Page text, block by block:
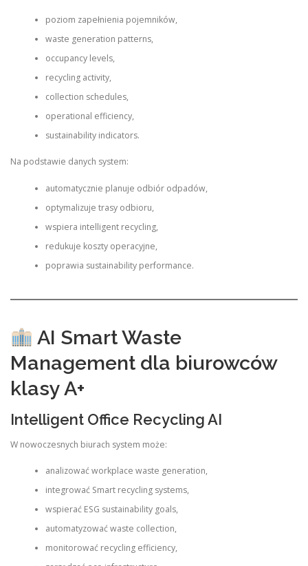
poziom zapełnienia pojemników,
waste generation patterns,
occupancy levels,
recycling activity,
collection schedules,
operational efficiency,
sustainability indicators.
Na podstawie danych system:
automatycznie planuje odbiór odpadów,
optymalizuje trasy odbioru,
wspiera intelligent recycling,
redukuje koszty operacyjne,
poprawia sustainability performance.
AI Smart Waste
Management dla biurowców
klasy A+
Intelligent Office Recycling AI
W nowoczesnych biurach system może:
analizować workplace waste generation,
integrować Smart recycling systems,
wspierać ESG sustainability goals,
automatyzować waste collection,
monitorować recycling efficiency,